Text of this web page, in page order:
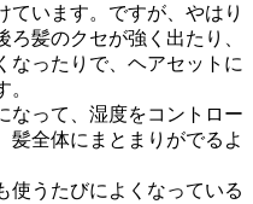
ています。ですが、やはり
髪のクセが強く出たり、
なったりで、ヘアセットに
なって、湿度をコントロー
髪全体にまとまりがでるよ
使うたびによくなっている